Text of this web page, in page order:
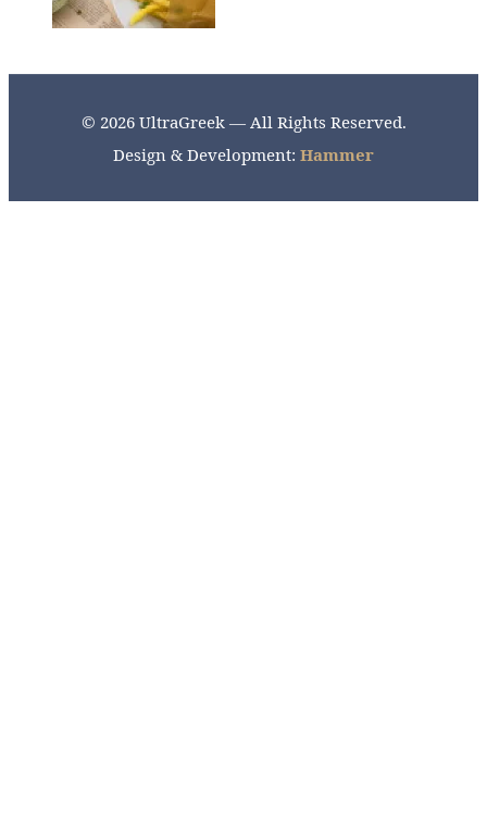
© 2026 UltraGreek — All Rights Reserved.
Design & Development: Hammer